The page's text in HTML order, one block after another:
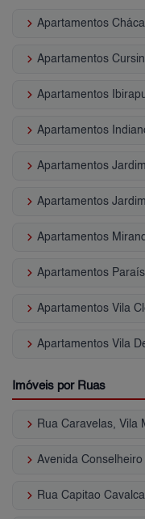
keyboard_arrow_right Apartamentos
keyboard_arrow_right Apartamentos
keyboard_arrow_right Apartamentos
keyboard_arrow_right Apartamentos
keyboard_arrow_right Apartamentos
keyboard_arrow_right Apartamentos
keyboard_arrow_right Apartamentos
keyboard_arrow_right Apartamentos
keyboard_arrow_right Apartamentos Vila
keyboard_arrow_right Apartamentos Vila
Imóveis por Ruas
keyboard_arrow_right Rua Caravelas, Vila
keyboard_arrow_right Avenida
keyboard_arrow_right Rua Capitao